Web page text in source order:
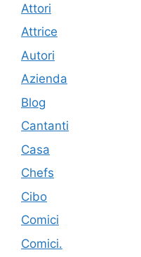
Attori
Attrice
Autori
Azienda
Blog
Cantanti
Casa
Chefs
Cibo
Comici
Comici.